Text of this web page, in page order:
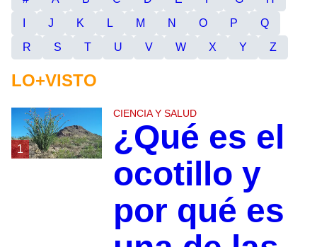
J K L M N O P
Q
R
S T U V W X Y Z
LO+VISTO
1
CIENCIA Y SALUD
¿Qué es el
ocotillo y
por qué es